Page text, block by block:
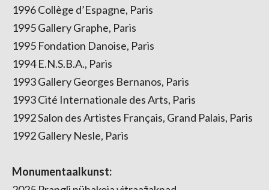
1996 Collège d’Espagne, Paris
1995 Gallery Graphe, Paris
1995 Fondation Danoise, Paris
1994 E.N.S.B.A., Paris
1993 Gallery Georges Bernanos, Paris
1993 Cité Internationale des Arts, Paris
1992 Salon des Artistes Français, Grand Palais, Paris
1992 Gallery Nesle, Paris
Monumentaalkunst: